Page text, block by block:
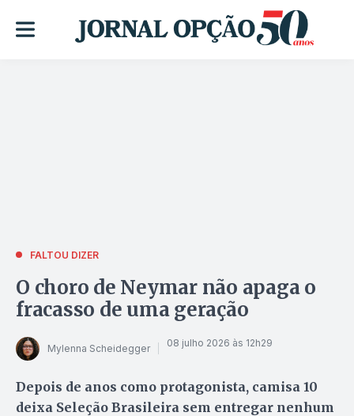
FALTOU DIZER
O choro de Neymar não apaga o
fracasso de uma geração
Mylenna Scheidegger 08 julho 2026 às 12h29
Depois de anos como protagonista, camisa 10
deixa Seleção Brasileira sem entregar nenhum